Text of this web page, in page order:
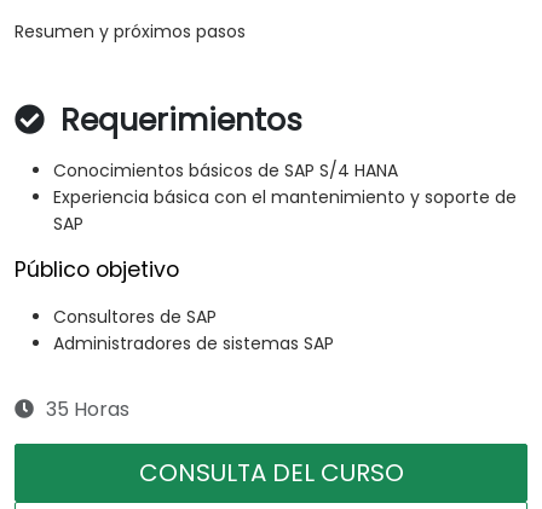
Resumen y próximos pasos
Requerimientos
Conocimientos básicos de SAP S/4 HANA
Experiencia básica con el mantenimiento y soporte de
SAP
Público objetivo
Consultores de SAP
Administradores de sistemas SAP
35 Horas
CONSULTA DEL CURSO